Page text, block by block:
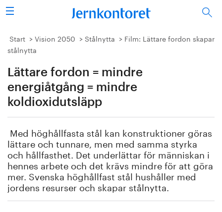
Sök
Stålindustrin
Forskning/utbildning
Vi tycker
Publicerat
Bildbank
Start Vision 2050 Stålnytta
Film: Lättare fordon skapar
stålnytta
Lättare fordon = mindre
energiåtgång = mindre
koldioxidutsläpp
Med höghållfasta stål kan konstruktioner göras
lättare och tunnare, men med samma styrka
och hållfasthet. Det underlättar för människan i
hennes arbete och det krävs mindre för att göra
mer. Svenska höghållfast stål hushåller med
jordens resurser och skapar stålnytta.